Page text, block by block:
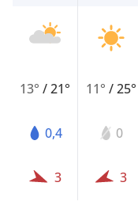
13°/21°
0,4
3
11° /25°
0
3